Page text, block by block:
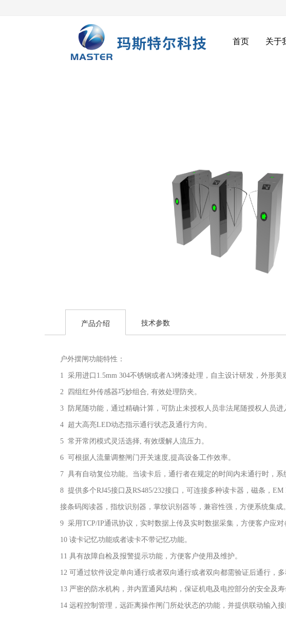
首页 关于
产品介绍 技术参数
户外摆闸功能特性：
1 采用进口1.5mm 304不锈钢或者A3烤漆处理，自主设计研发，外形
2 四组红外传感器巧妙组合, 有效处理防夹。
3 防尾随功能，通过精确计算，可防止未授权人员非法尾随授权人员进
4 超大高亮LED动态指示通行状态及通行方向。
5 常开常闭模式灵活选择, 有效缓解人流压力。
6 可根据人流量调整闸门开关速度,提高设备工作效率。
7 具有自动复位功能。当读卡后，通行者在规定的时间内未通行时，系
8 提供多个RJ45接口及RS485/232接口，可连接多种读卡器，磁条，
接条码阅读器，指纹识别器，掌纹识别器等，兼容性强，方便系统集成。
9 采用TCP/IP通讯协议，实时数据上传及实时数据采集，方便客户应
10 读卡记忆功能或者读卡不带记忆功能。
11 具有故障自检及报警提示功能，方便客户使用及维护。
12 可通过软件设定单向通行或者双向通行或者双向都需验证后通行，多
13 严密的防水机构，并内置通风结构，保证机电及电控部分的安全及
14 远程控制管理，远距离操作闸门所处状态的功能，并提供联动输入